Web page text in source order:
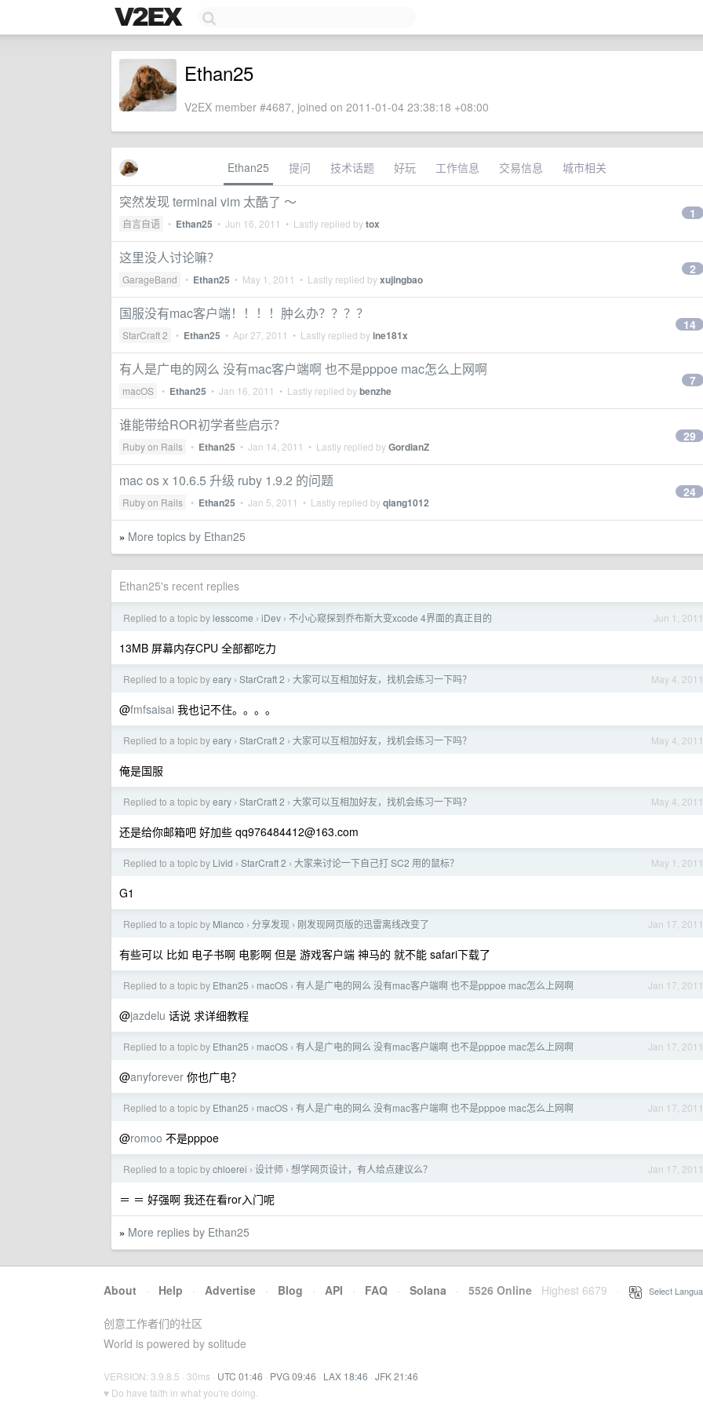
Ethan25
V2EX member #4687, joined on 2011-01-04 23:38:18 +08:00
Ethan25 提问 技术话题 好玩 工作信息 交易信息 城市相关
突然发现 terminal vim 太酷了 ～
自言自语 • Ethan25 • Jun 16, 2011 • Lastly replied bytox
1
这里没人讨论嘛？
GarageBand • Ethan25 • May 1, 2011 • Lastly replied byxujingbao
2
国服没有mac客户端！！！！肿么办？？？？
StarCraft 2 • Ethan25 • Apr 27, 2011 • Lastly replied byine181x
14
有人是广电的网么 没有mac客户端啊 也不是pppoe mac怎么上网啊
macOS • Ethan25 • Jan 16, 2011 • Lastly replied bybenzhe
7
谁能带给ROR初学者些启示？
Ruby on Rails • Ethan25 • Jan 14, 2011 • Lastly replied byGordianZ
29
mac os x 10.6.5 升级 ruby 1.9.2 的问题
Ruby on Rails • Ethan25 • Jan 5, 2011 • Lastly replied byqiang1012
24
» More topics by Ethan25
Ethan25's recent replies
Jun 1, 2011
Replied to a topic by lesscome › iDev › 不小心窥探到乔布斯大变xcode 4界面的真正目的
13MB 屏幕内存CPU 全部都吃力
May 4, 2011
Replied to a topic byeary › StarCraft 2 › 大家可以互相加好友，找机会练习一下吗？
@fmfsaisai 我也记不住。。。。
May 4, 2011
Replied to a topic byeary › StarCraft 2 › 大家可以互相加好友，找机会练习一下吗？
俺是国服
May 4, 2011
Replied to a topic byeary › StarCraft 2 › 大家可以互相加好友，找机会练习一下吗？
还是给你邮箱吧 好加些 qq976484412@163.com
May 1, 2011
Replied to a topic by Livid › StarCraft 2 › 大家来讨论一下自己打 SC2 用的鼠标？
G1
Jan 17, 2011
Replied to a topic by Mianco › 分享发现 › 刚发现网页版的迅雷离线改变了
有些可以 比如 电子书啊 电影啊 但是 游戏客户端 神马的 就不能 safari下载了
Jan 17, 2011
Replied to a topic by Ethan25 › macOS › 有人是广电的网么 没有mac客户端啊 也不是pppoe mac怎么上网啊
@jazdelu 话说 求详细教程
Jan 17, 2011
Replied to a topic by Ethan25 › macOS › 有人是广电的网么 没有mac客户端啊 也不是pppoe mac怎么上网啊
@anyforever 你也广电？
Jan 17, 2011
Replied to a topic by Ethan25 › macOS › 有人是广电的网么 没有mac客户端啊 也不是pppoe mac怎么上网啊
@romoo 不是pppoe
Jan 17, 2011
Replied to a topic bychloerei › 设计师 › 想学网页设计，有人给点建议么？
＝ ＝ 好强啊 我还在看ror入门呢
» More replies by Ethan25
About · Help · Advertise · Blog · API · FAQ · Solana · 5526 Online Highest 6679 Select
创意工作者们的社区
World is powered by solitude
VERSION: 3.9.8.5 · 30ms · UTC 01:46 · PVG 09:46 · LAX 18:46 · JFK 21:46
♥ Do have faith in what you're doing.